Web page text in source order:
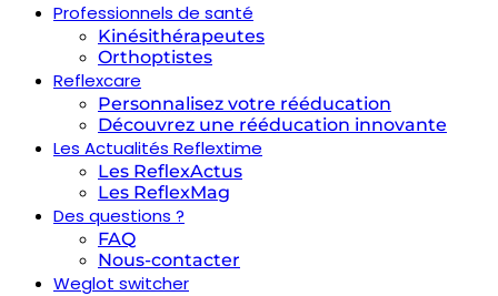
Professionnels de santé
Kinésithérapeutes
Orthoptistes
Reflexcare
Personnalisez votre rééducation
Découvrez une rééducation innovante
Les Actualités Reflextime
Les ReflexActus
Les ReflexMag
Des questions ?
FAQ
Nous-contacter
Weglot switcher